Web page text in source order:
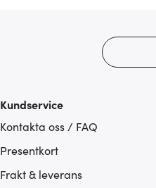
Kundservice
Kontakta oss / FAQ
Presentkort
Frakt & leverans